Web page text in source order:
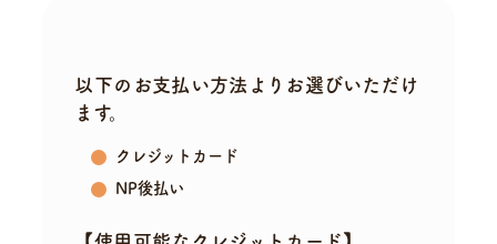
以下のお支払い方法よりお選びいただけ
ます。
クレジットカード
NP後払い